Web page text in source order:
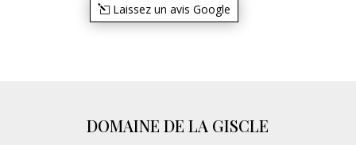
Laissez un avis Google
DOMAINE DE LA GISCLE